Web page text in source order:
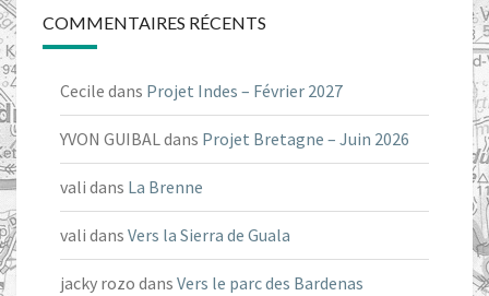
COMMENTAIRES RÉCENTS
Cecile dans Projet Indes – Février 2027
YVON GUIBALdans Projet Bretagne – Juin 2026
vali dans La Brenne
vali dans Vers la Sierra de Guala
jacky rozo dans Vers le parc des Bardenas